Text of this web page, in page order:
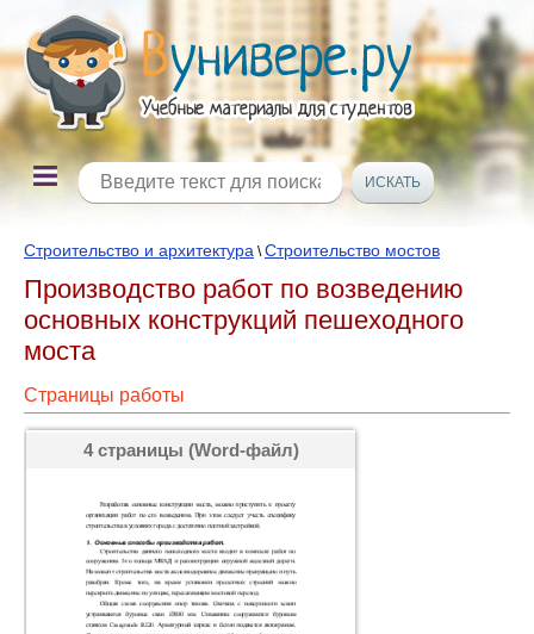
Строительство и архитектура \Строительство мостов
Производство работ по возведению
основных конструкций пешеходного
моста
Страницы работы
4 страницы (Word-файл)